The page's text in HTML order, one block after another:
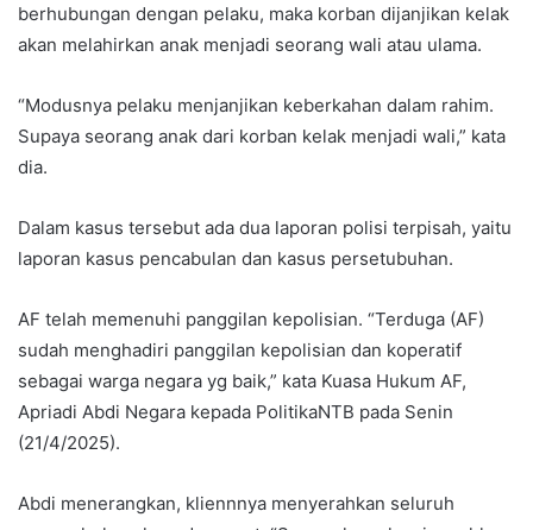
berhubungan dengan pelaku, maka korban dijanjikan kelak
akan melahirkan anak menjadi seorang wali atau ulama.
“Modusnya pelaku menjanjikan keberkahan dalam rahim.
Supaya seorang anak dari korban kelak menjadi wali,” kata
dia.
Dalam kasus tersebut ada dua laporan polisi terpisah, yaitu
laporan kasus pencabulan dan kasus persetubuhan.
AF telah memenuhi panggilan kepolisian. “Terduga (AF)
sudah menghadiri panggilan kepolisian dan koperatif
sebagai warga negara yg baik,” kata Kuasa Hukum AF,
Apriadi Abdi Negara kepada PolitikaNTB pada Senin
(21/4/2025).
Abdi menerangkan, kliennnya menyerahkan seluruh